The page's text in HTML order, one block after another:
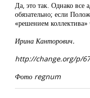
Да, это так. Однако все
обязательно; если
«решением коллектива»
Ирина Канторович.
http://change.org/p/
Фото regnum